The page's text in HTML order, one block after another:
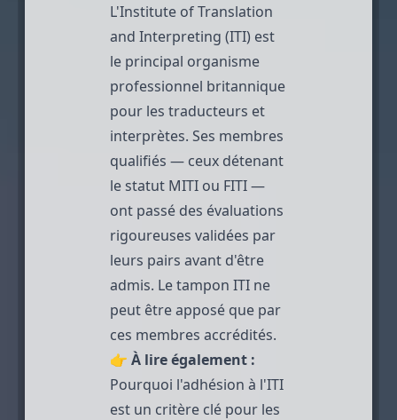
L'Institute of Translation
and Interpreting (ITI) est
le principal organisme
professionnel britannique
pour les traducteurs et
interprètes. Ses membres
qualifiés — ceux détenant
le statut MITI ou FITI —
ont passé des évaluations
rigoureuses validées par
leurs pairs avant d'être
admis. Le tampon ITI ne
peut être apposé que par
ces membres accrédités.
👉 À lire également :
Pourquoi l'adhésion à l'ITI
est un critère clé pour les